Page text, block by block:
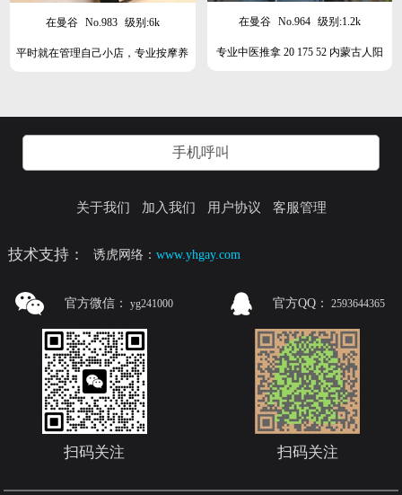
在曼谷 No.983 级别:6k
平时就在管理自己小店，专业按摩养
在曼谷 No.964 级别:1.2k
专业中医推拿 20 175 52 内蒙古人阳
手机呼叫
关于我们 加入我们 用户协议 客服管理
技术支持： 诱虎网络：www.yhgay.com
官方微信： yg241000
扫码关注
官方QQ： 2593644365
扫码关注